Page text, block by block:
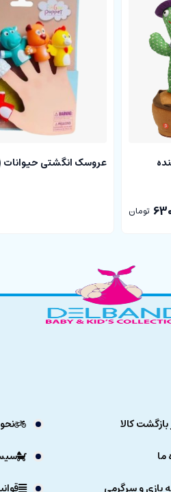
تومان
عروسک انگشتی حیوانات (5 عددی)
ما
بازی و سرگرمی